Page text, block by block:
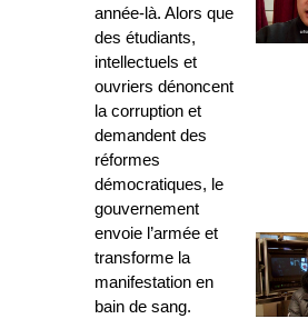
année-là. Alors que
des étudiants,
intellectuels et
ouvriers dénoncent
la corruption et
demandent des
réformes
démocratiques, le
gouvernement
envoie l’armée et
transforme la
manifestation en
bain de sang.